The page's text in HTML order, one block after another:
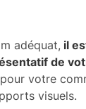
adéquat, il
de
votre
visuels.